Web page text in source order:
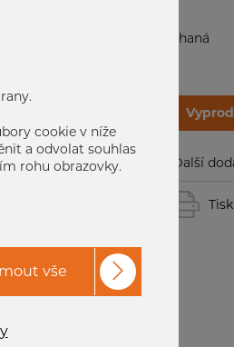
EN 10357 CD, CL2, nežíhaná
Další
cookie v níže
a odvolat souhlas
rohu obrazovky.
vše